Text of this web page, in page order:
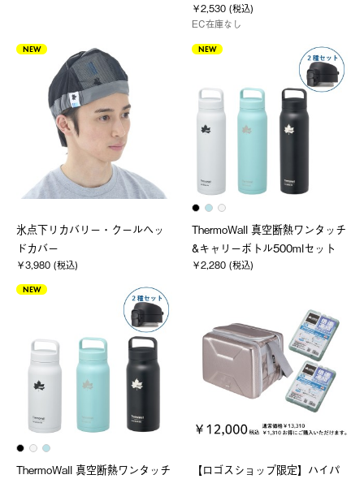
￥2,530 (税込)
EC在庫なし
NEW
氷点下リカバリー・クールヘッ
ドカバー
￥3,980 (税込)
NEW
ThermoWall 真空断熱ワンタッチ
&キャリーボトル500mlセット
￥2,280 (税込)
NEW
ThermoWall 真空断熱ワンタッチ
【ロゴスショップ限定】ハイパ